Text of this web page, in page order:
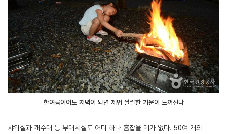
한여름이어도 저녁이 되면 제법 쌀쌀한 기운이 느껴진다
샤워실과 개수대 등 부대시설도 어디 하나 흠잡을 데가 없다. 50여 개의